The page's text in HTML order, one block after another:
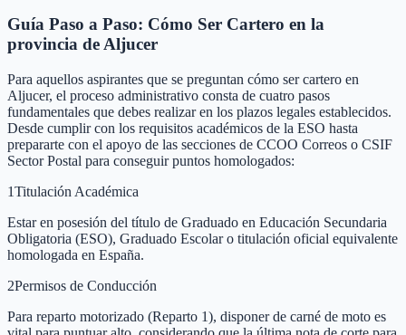
Guía Paso a Paso: Cómo Ser Cartero en la
provincia de Aljucer
Para aquellos aspirantes que se preguntan cómo ser cartero en
Aljucer, el proceso administrativo consta de cuatro pasos
fundamentales que debes realizar en los plazos legales establecidos.
Desde cumplir con los requisitos académicos de la ESO hasta
prepararte con el apoyo de las secciones de CCOO Correos o CSIF
Sector Postal para conseguir puntos homologados:
1Titulación Académica
Estar en posesión del título de Graduado en Educación Secundaria
Obligatoria (ESO), Graduado Escolar o titulación oficial equivalente
homologada en España.
2Permisos de Conducción
Para reparto motorizado (Reparto 1), disponer de carné de moto es